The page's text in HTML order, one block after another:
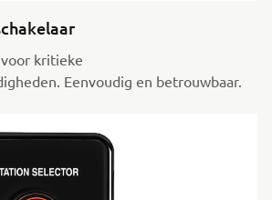
kritieke
Eenvoudig en betrouwbaar.